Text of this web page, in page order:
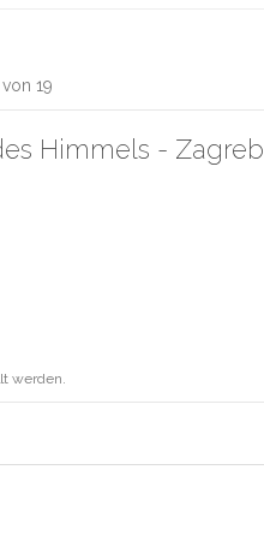
19
Himmels - Zagreb
werden.